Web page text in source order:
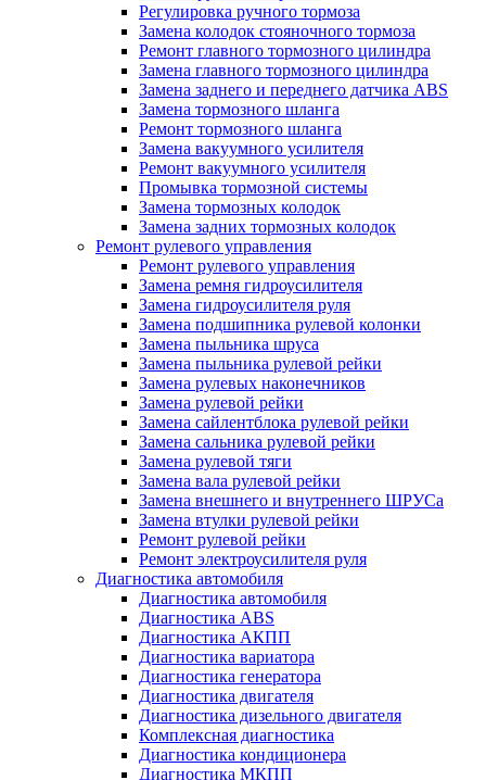
Регулировка ручного тормоза
Замена колодок стояночного тормоза
Ремонт главного тормозного цилиндра
Замена главного тормозного цилиндра
Замена заднего и переднего датчика ABS
Замена тормозного шланга
Ремонт тормозного шланга
Замена вакуумного усилителя
Ремонт вакуумного усилителя
Промывка тормозной системы
Замена тормозных колодок
Замена задних тормозных колодок
Ремонт рулевого управления
Ремонт рулевого управления
Замена ремня гидроусилителя
Замена гидроусилителя руля
Замена подшипника рулевой колонки
Замена пыльника шруса
Замена пыльника рулевой рейки
Замена рулевых наконечников
Замена рулевой рейки
Замена сайлентблока рулевой рейки
Замена сальника рулевой рейки
Замена рулевой тяги
Замена вала рулевой рейки
Замена внешнего и внутреннего ШРУСа
Замена втулки рулевой рейки
Ремонт рулевой рейки
Ремонт электроусилителя руля
Диагностика автомобиля
Диагностика автомобиля
Диагностика ABS
Диагностика АКПП
Диагностика вариатора
Диагностика генератора
Диагностика двигателя
Диагностика дизельного двигателя
Комплексная диагностика
Диагностика кондиционера
Диагностика МКПП